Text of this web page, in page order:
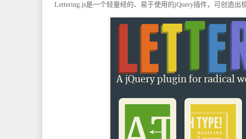
Lettering.js是一个轻量经的、易于使用的jQuery插件，可创造出